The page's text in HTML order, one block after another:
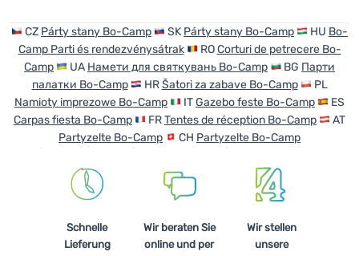
Anmelden /
Registrieren
CZ Párty stany Bo-Camp SK Párty stany Bo-Camp HU Bo-
Camp Parti és rendezvénysátrak
ROCorturi de petrecere Bo-
Camp
UA Намети для святкувань Bo-Camp BG Парти
палатки Bo-Camp
HRŠatori za zabave Bo-Camp
PL
Namioty imprezowe Bo-Camp
ITGazebo feste Bo-Camp
ES
Carpas fiesta Bo-Camp
FRTentes de réception Bo-Camp
AT
Partyzelte Bo-Camp
CH Partyzelte Bo-Camp
Schnelle
Lieferung
Wir beraten Sie
online und per
Wir stellen
unsere